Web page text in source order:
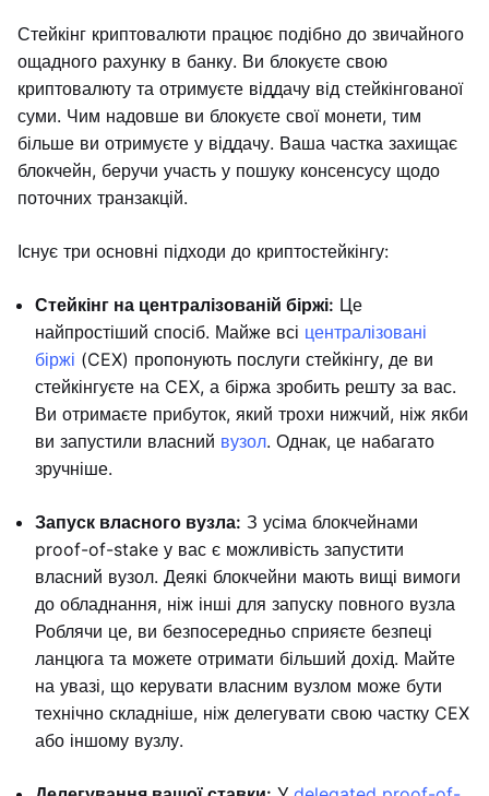
Стейкінг криптовалюти працює подібно до звичайного
ощадного рахунку в банку. Ви блокуєте свою
криптовалюту та отримуєте віддачу від стейкінгованої
суми. Чим надовше ви блокуєте свої монети, тим
більше ви отримуєте у віддачу. Ваша частка захищає
блокчейн, беручи участь у пошуку консенсусу щодо
поточних транзакцій.
Існує три основні підходи до криптостейкінгу:
Стейкінг на централізованій біржі: Це
найпростіший спосіб. Майже всі централізовані
біржі (CEX) пропонують послуги стейкінгу, де ви
стейкінгуєте на CEX, а біржа зробить решту за вас.
Ви отримаєте прибуток, який трохи нижчий, ніж якби
ви запустили власний вузол. Однак, це набагато
зручніше.
Запуск власного вузла: З усіма блокчейнами
proof-of-stake у вас є можливість запустити
власний вузол. Деякі блокчейни мають вищі вимоги
до обладнання, ніж інші для запуску повного вузла
Роблячи це, ви безпосередньо сприяєте безпеці
ланцюга та можете отримати більший дохід. Майте
на увазі, що керувати власним вузлом може бути
технічно складніше, ніж делегувати свою частку CEX
або іншому вузлу.